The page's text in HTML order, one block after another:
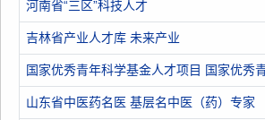
河南省“三区”科技人才
吉林省产业人才库 未来产业
国家优秀青年科学基金人才项目 国家优秀
山东省中医药名医 基层名中医（药）专家